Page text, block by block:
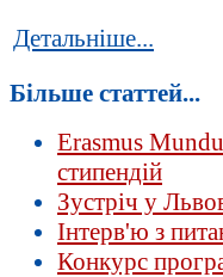
Детальніше...
Більше статтей...
Erasmus
стипендій
Зустріч у
Інтерв'ю з
Конкурс